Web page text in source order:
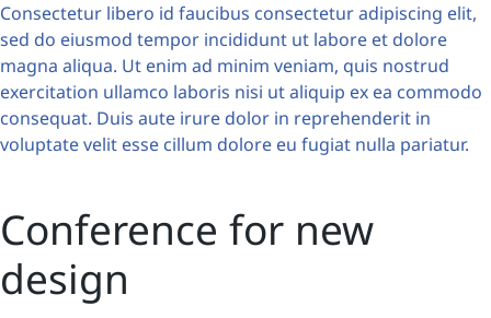
Consectetur libero id faucibus consectetur adipiscing elit,
sed do eiusmod tempor incididunt ut labore et dolore
magna aliqua. Ut enim ad minim veniam, quis nostrud
exercitation ullamco laboris nisi ut aliquip ex ea commodo
consequat. Duis aute irure dolor in reprehenderit in
voluptate velit esse cillum dolore eu fugiat nulla pariatur.
Conference for new
design